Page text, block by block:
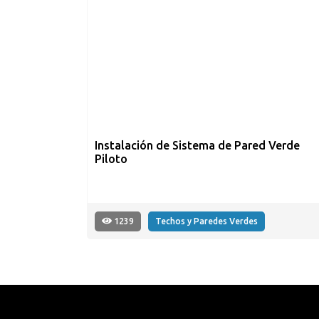
Instalación de Sistema de Pared Verde
Piloto
1239 Techos y Paredes Verdes